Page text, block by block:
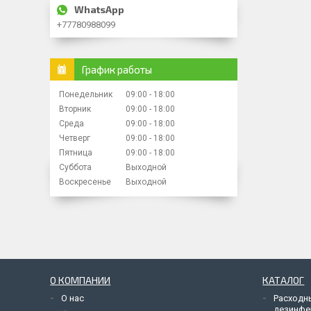
+77780988099
График работы
Понедельник 09:00
18:00
Вторник
09:00
18:00
Среда
09:00
18:00
Четверг
09:00
18:00
Пятница
09:00
18:00
Суббота
Выходной
Воскресенье
Выходной
О КОМПАНИИ
О нас
КАТАЛОГ